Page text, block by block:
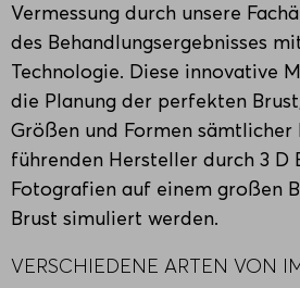
Vermessung durch unsere
des Behandlungsergebnisses
Technologie. Diese innovative
die Planung der perfekten
Größen und Formen
führenden Hersteller durch 3 D
Fotografien auf einem großen
Brust simuliert werden.
VERSCHIEDENE ARTEN VON